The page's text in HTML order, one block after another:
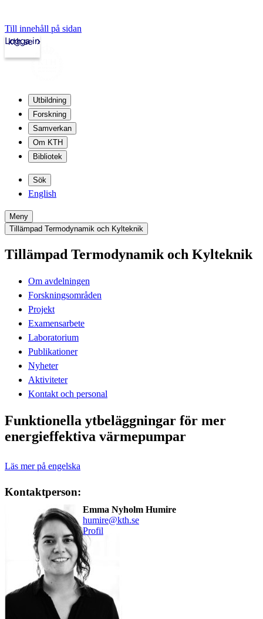
Till innehåll på sidan
kth.se
Logga in
Utbildning
Forskning
Samverkan
Om KTH
Bibliotek
Sök
English
Meny
Tillämpad Termodynamik och Kylteknik
Tillämpad Termodynamik och Kylteknik
Om avdelningen
Forskningsområden
Projekt
Examensarbete
Laboratorium
Publikationer
Nyheter
Aktiviteter
Kontakt och personal
Funktionella ytbeläggningar för mer
energieffektiva värmepumpar
Läs mer på engelska
Kontaktperson:
Emma Nyholm Humire
humire@kth.se
Profil